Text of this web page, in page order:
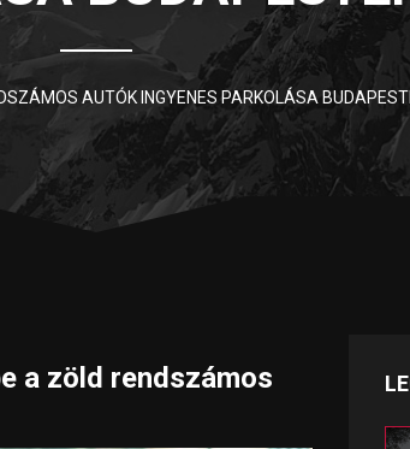
AUTÓK INGYENES PARKOLÁSA
a zöld rendszámos